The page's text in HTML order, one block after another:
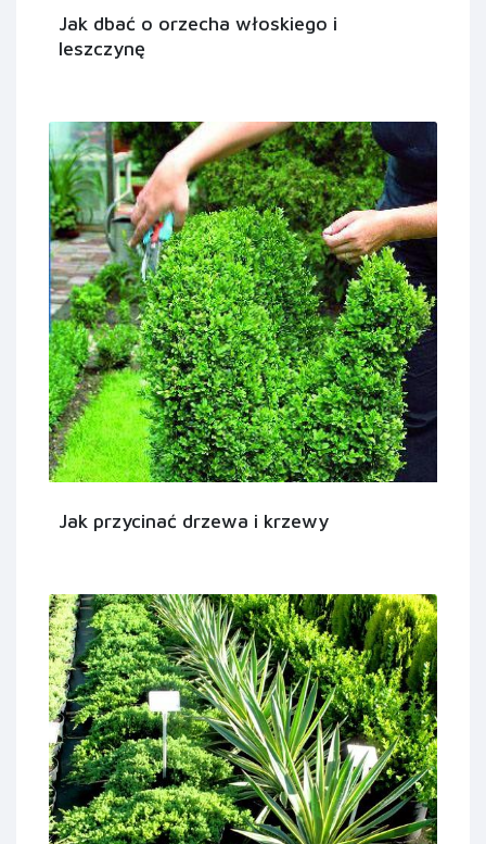
Jak dbać o orzecha włoskiego i
leszczynę
Jak przycinać drzewa i krzewy